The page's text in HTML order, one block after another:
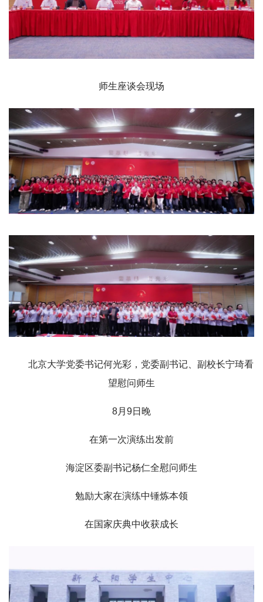
师生座谈会现场
北京大学党委书记何光彩，党委副书记、副校长宁琦看
望慰问师生
8月9日晚
在第一次演练出发前
海淀区委副书记杨仁全慰问师生
勉励大家在演练中锤炼本领
在国家庆典中收获成长